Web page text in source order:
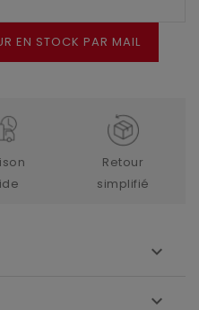
EN STOCK PAR MAIL
Retour
simplifié